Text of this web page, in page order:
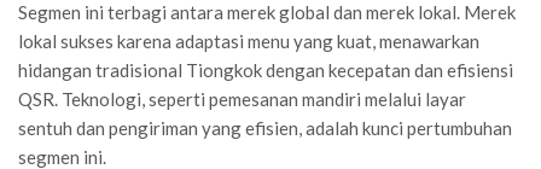
Segmen ini terbagi antara merek global dan merek lokal. Merek
lokal sukses karena adaptasi menu yang kuat, menawarkan
hidangan tradisional Tiongkok dengan kecepatan dan efisiensi
QSR. Teknologi, seperti pemesanan mandiri melalui layar
sentuh dan pengiriman yang efisien, adalah kunci pertumbuhan
segmen ini.